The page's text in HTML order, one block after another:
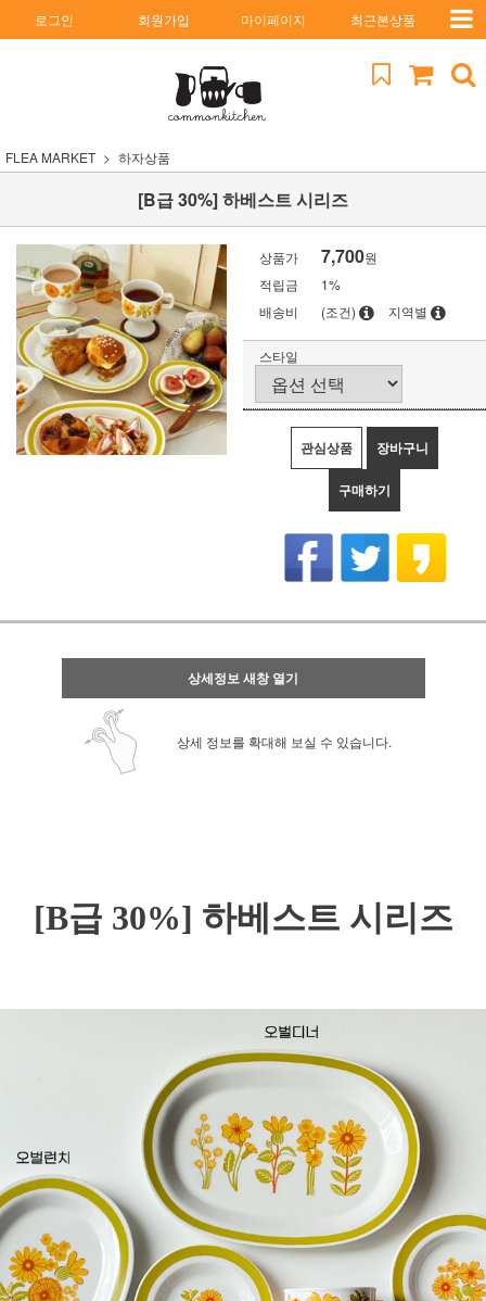
로그인 회원가입 마이페이지 최근본상품
FLEA MARKET 하자상품
[B급 30%] 하베스트 시리즈
상품가 7,700원
적립금
1%
배송비
(조건) 지역별
스타일
관심상품 장바구니
구매하기
상세정보 새창 열기
상세 정보를 확대해 보실 수 있습니다.
[B급 30%] 하베스트 시리즈